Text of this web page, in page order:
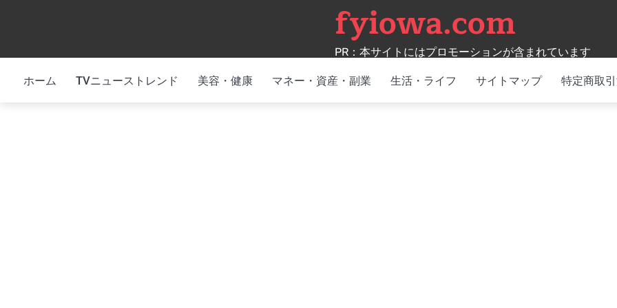
fyiowa.com
PR：本サイトにはプロモーションが含まれています
ホーム TVニューストレンド 美容・健康 マネー・資産・副業 生活・ライフ サイトマップ 特定商取